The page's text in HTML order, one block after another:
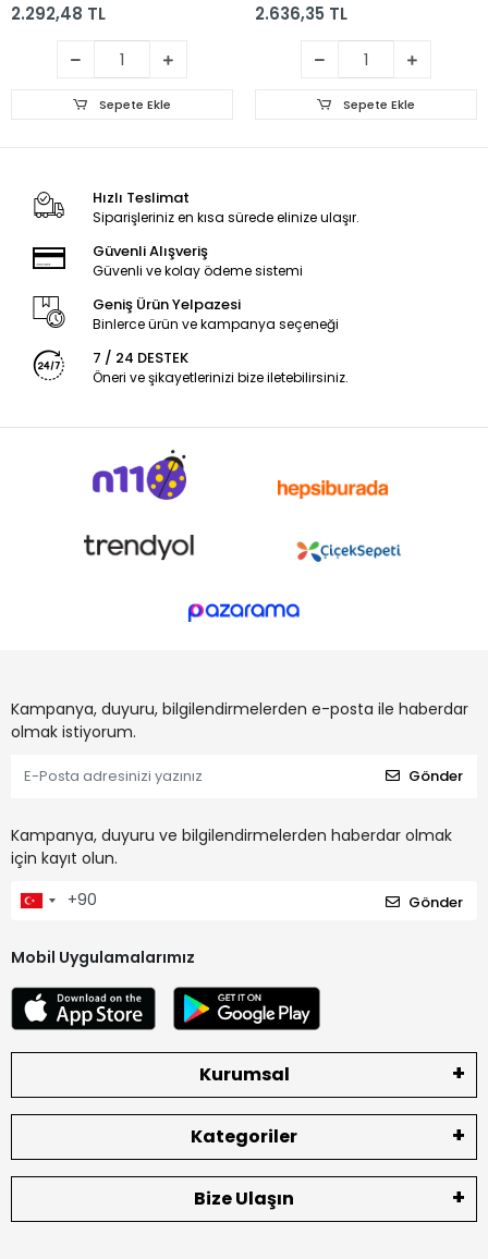
2.292,48 TL
Sepete Ekle
2.636,35 TL
Sepete Ekle
Hızlı Teslimat
Siparişleriniz en kısa sürede elinize ulaşır.
Güvenli Alışveriş
Güvenli ve kolay ödeme sistemi
Geniş Ürün Yelpazesi
Binlerce ürün ve kampanya seçeneği
7 / 24 DESTEK
Öneri ve şikayetlerinizi bize iletebilirsiniz.
Kampanya, duyuru, bilgilendirmelerden e-posta ile haberdar
olmak istiyorum.
Gönder
Kampanya, duyuru ve bilgilendirmelerden haberdar olmak
için kayıt olun.
Gönder
Mobil Uygulamalarımız
Kurumsal
Kategoriler
Bize Ulaşın